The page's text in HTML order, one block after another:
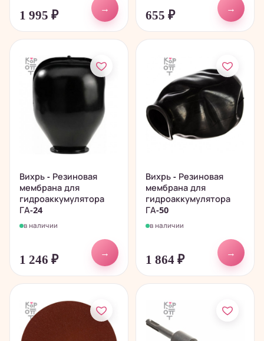
1 995 ₽
→
655 ₽
→
Вихрь - Резиновая
мембрана для
гидроаккумулятора
ГА-24
в наличии
1 246 ₽
→
Вихрь - Резиновая
мембрана для
гидроаккумулятора
ГА-50
в наличии
1 864 ₽
→